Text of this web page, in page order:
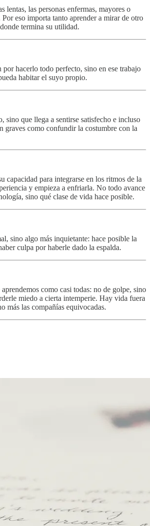
las personas enfermas, mayores o
eso importa tanto aprender a mirar de otro
termina su utilidad.
hacerlo todo perfecto, sino en ese trabajo
habitar el suyo propio.
sino que llega a sentirse satisfecho e incluso
graves como confundir la costumbre con la
para integrarse en los ritmos de la
y empieza a enfriarla. No todo avance
sino qué clase de vida hace posible.
sino algo más inquietante: hace posible la
culpa por haberle dado la espalda.
como casi todas: no de golpe, sino
miedo a cierta intemperie. Hay vida fuera
más las compañías equivocadas.